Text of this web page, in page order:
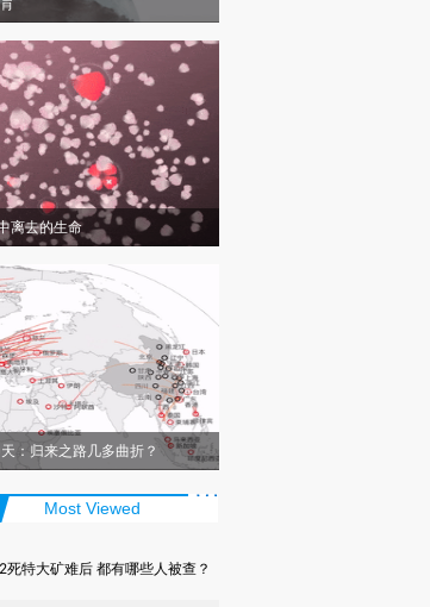
离去的生命
：归来之路几多曲折？
Most Viewed
特大矿难后 都有哪些人被查？